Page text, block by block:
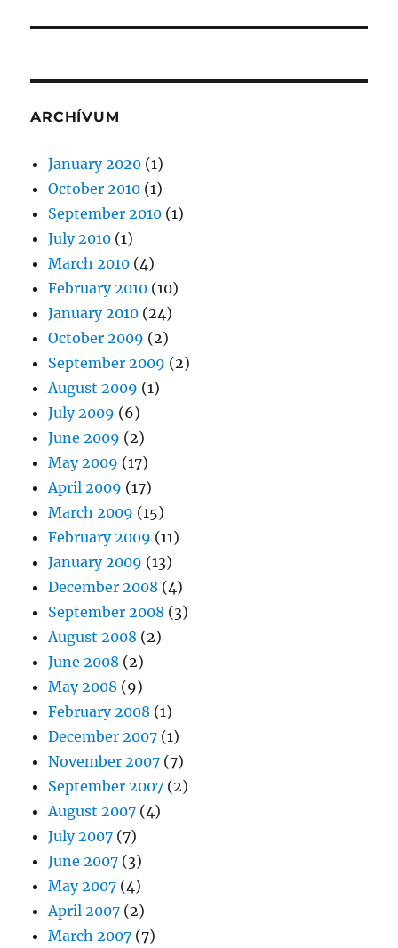
ARCHÍVUM
January 2020 (1)
October 2010 (1)
September 2010 (1)
July 2010 (1)
March 2010 (4)
February 2010 (10)
January 2010 (24)
October 2009 (2)
September 2009 (2)
August 2009 (1)
July 2009 (6)
June 2009 (2)
May 2009 (17)
April 2009 (17)
March 2009 (15)
February 2009 (11)
January 2009 (13)
December 2008 (4)
September 2008 (3)
August 2008 (2)
June 2008 (2)
May 2008 (9)
February 2008 (1)
December 2007 (1)
November 2007 (7)
September 2007 (2)
August 2007 (4)
July 2007 (7)
June 2007 (3)
May 2007 (4)
April 2007 (2)
March 2007 (7)